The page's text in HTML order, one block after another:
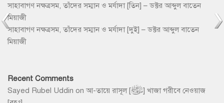
সাহাবাগণ নক্ষত্রসম, তাঁদের সম্মান ও মর্যাদা [তিন] – ডক্টর আব্দুল বাতেন
মিয়াজী
সাহাবাগণ নক্ষত্রসম, তাঁদের সম্মান ও মর্যাদা [দুই] – ডক্টর আব্দুল বাতেন
মিয়াজী
Recent Comments
Sayed Rubel Uddin on আ-তায়ে রাসূল [ﷺ] খাজা গরীবে নেওয়াজ